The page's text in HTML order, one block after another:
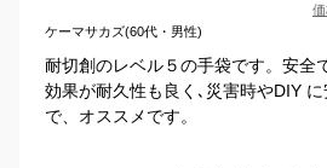
ケーマサカズ(60代・男性)
耐切創のレベル５の手袋です。安全
効果が耐久性も良く､災害時やDIY
で、オススメです。